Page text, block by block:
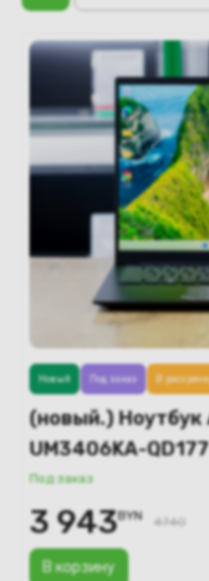
(новый.) Ноутбук
UM3406KA-QD177
Под заказ
В корзину
Новый Под заказ В
3 943BYN 4740